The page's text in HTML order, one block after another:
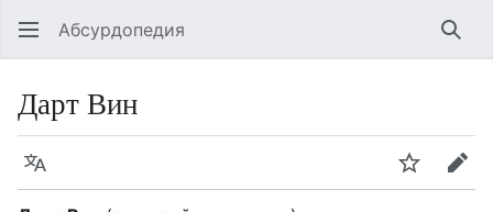
Абсурдопедия
Дарт Вин
Язык